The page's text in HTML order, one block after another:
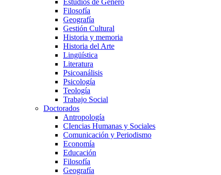
Estudios de Género
Filosofía
Geografía
Gestión Cultural
Historia y memoria
Historia del Arte
Lingüística
Literatura
Psicoanálisis
Psicología
Teología
Trabajo Social
Doctorados
Antropología
CIencias Humanas y Sociales
Comunicación y Periodismo
Economía
Educación
Filosofía
Geografía